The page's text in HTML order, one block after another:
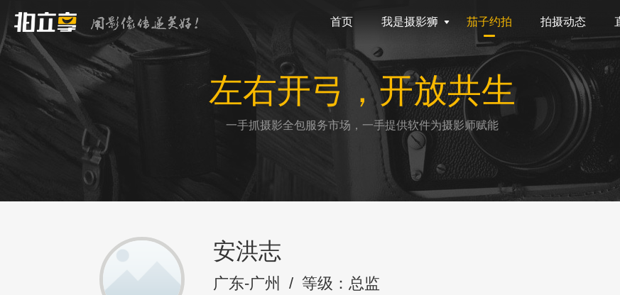
首页 我是摄影狮 茄子约拍 拍摄动态
左右开弓，开放共生
一手抓摄影全包服务市场，一手提供软件为摄影师赋能
安洪志
广东-广州 / 等级：总监